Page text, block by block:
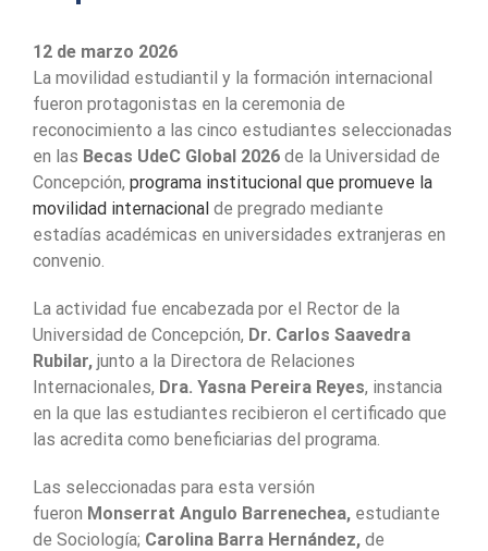
12 de marzo 2026
La movilidad estudiantil y la formación internacional
fueron protagonistas en la ceremonia de
reconocimiento a las cinco estudiantes seleccionadas
en las Becas UdeC Global 2026 de la Universidad de
Concepción, programa institucional que promueve la
movilidad internacional de pregrado mediante
estadías académicas en universidades extranjeras en
convenio.
La actividad fue encabezada por el Rector de la
Universidad de Concepción, Dr. Carlos Saavedra
Rubilar, junto a la Directora de Relaciones
Internacionales, Dra. Yasna Pereira Reyes, instancia
en la que las estudiantes recibieron el certificado que
las acredita como beneficiarias del programa.
Las seleccionadas para esta versión
fueron Monserrat Angulo Barrenechea, estudiante
de Sociología; Carolina Barra Hernández, de